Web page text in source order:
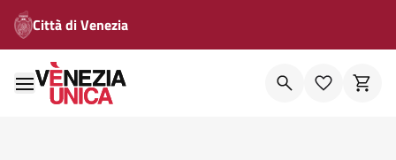
Città di Venezia